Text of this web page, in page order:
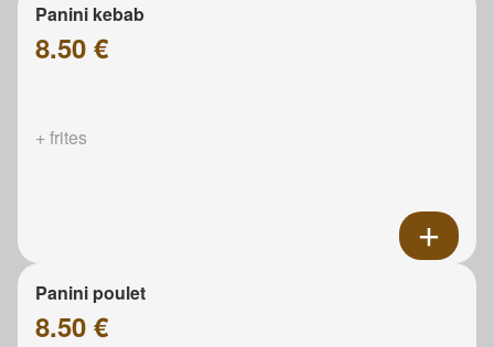
Panini kebab
8.50 €
+ frites
Panini poulet
8.50 €